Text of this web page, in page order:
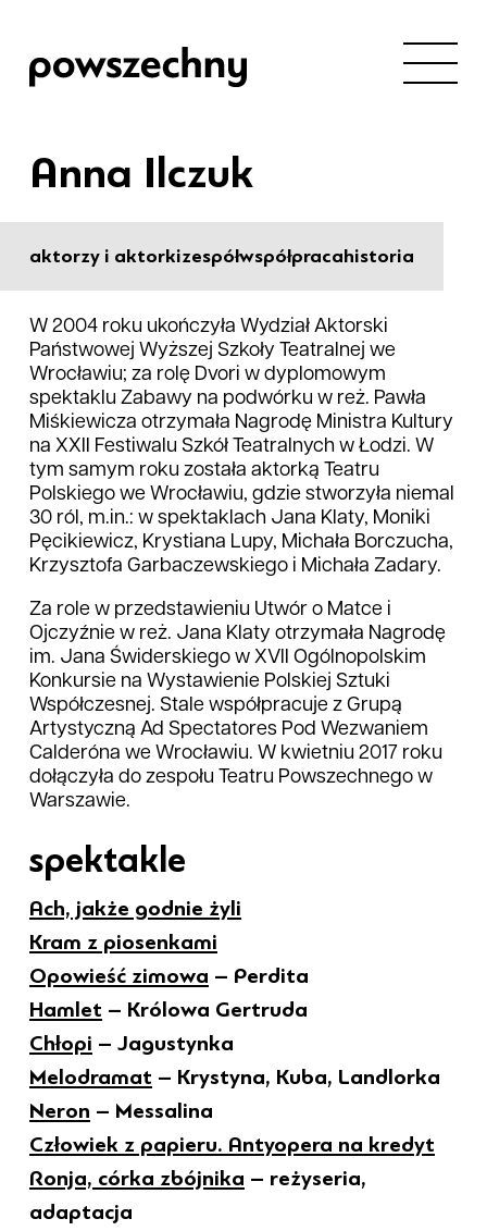
Anna Ilczuk
aktorzy i aktorkizespółwspółpracahistoria
W 2004 roku ukończyła Wydział Aktorski
Państwowej Wyższej Szkoły Teatralnej we
Wrocławiu; za rolę Dvori w dyplomowym
spektaklu Zabawy na podwórku w reż. Pawła
Miśkiewicza otrzymała Nagrodę Ministra Kultury
na XXII Festiwalu Szkół Teatralnych w Łodzi. W
tym samym roku została aktorką Teatru
Polskiego we Wrocławiu, gdzie stworzyła niemal
30 ról, m.in.: w spektaklach Jana Klaty, Moniki
Pęcikiewicz, Krystiana Lupy, Michała Borczucha,
Krzysztofa Garbaczewskiego i Michała Zadary.
Za role w przedstawieniu Utwór o Matce i
Ojczyźnie w reż. Jana Klaty otrzymała Nagrodę
im. Jana Świderskiego w XVII Ogólnopolskim
Konkursie na Wystawienie Polskiej Sztuki
Współczesnej. Stale współpracuje z Grupą
Artystyczną Ad Spectatores Pod Wezwaniem
Calderóna we Wrocławiu. W kwietniu 2017 roku
dołączyła do zespołu Teatru Powszechnego w
Warszawie.
spektakle
Ach, jakże godnie żyli
Kram z piosenkami
Opowieść zimowa – Perdita
Hamlet – Królowa Gertruda
Chłopi – Jagustynka
Melodramat – Krystyna, Kuba, Landlorka
Neron – Messalina
Człowiek z papieru. Antyopera na kredyt
Ronja, córka zbójnika – reżyseria,
adaptacja